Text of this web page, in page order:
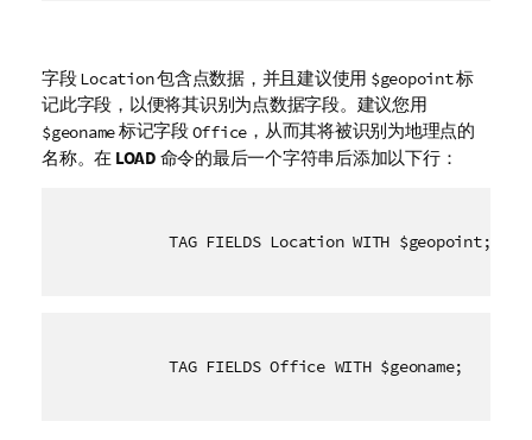
字段Location包含点数据，并且建议使用 $geopoint标
记此字段，以便将其识别为点数据字段。建议您用
$geoname标记字段Office ，从而其将被识别为地理点的
名称。在 LOAD 命令的最后一个字符串后添加以下行：
TAG FIELDS Location WITH $geopoint;
TAG FIELDS Office WITH $geoname;